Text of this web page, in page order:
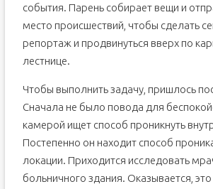
события. Парень собирает вещи и
место происшествий, чтобы сделать
репортаж и продвинуться вверх по
лестнице.
Чтобы выполнить задачу, пришлось
Сначала не было повода для
камерой ищет способ проникнуть
Постепенно он находит способ
локации. Приходится исследовать
больничного здания. Оказывается,